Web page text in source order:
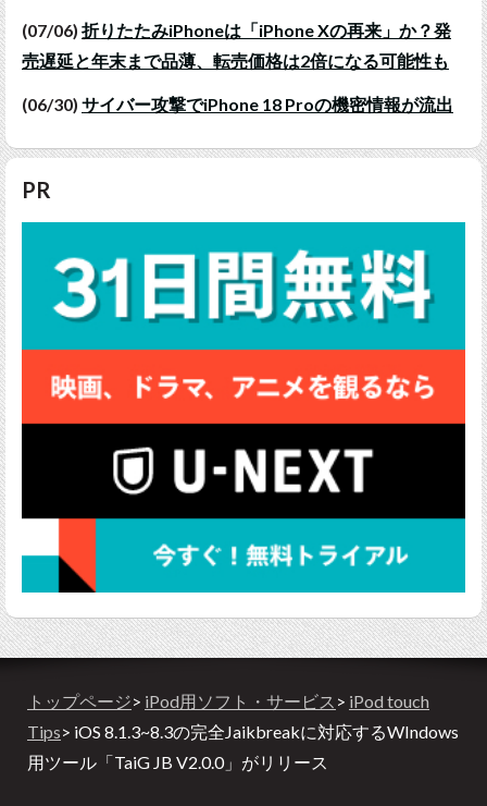
(07/06) 折りたたみiPhoneは「iPhone Xの再来」か？発
売遅延と年末まで品薄、転売価格は2倍になる可能性も
(06/30) サイバー攻撃でiPhone 18 Proの機密情報が流出
PR
トップページ> iPod用ソフト・サービス > iPod touch
Tips> iOS 8.1.3~8.3の完全Jaikbreakに対応するWIndows
用ツール「TaiG JB V2.0.0」がリリース